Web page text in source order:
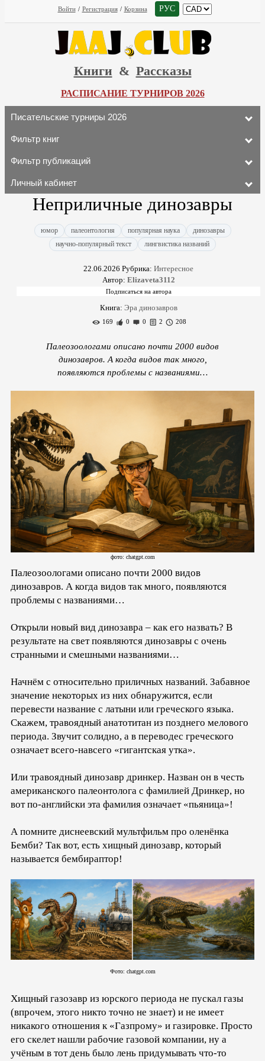
Войти / Регистрация / Корзина РУС
Книги & Рассказы
РАСПИСАНИЕ ТУРНИРОВ 2026
Писательские турниры 2026
Фильтр книг
Фильтр публикаций
Личный кабинет
Неприличные динозавры
юмор палеонтология популярная наука
динозавры
научно-популярный текст
лингвистика названий
22.06.2026 Рубрика: Интересное
Автор: Elizaveta3112
Книга: Эра динозавров
169 0 0 2 208
Палеозоологами описано почти 2000 видов
динозавров. А когда видов так много,
появляются проблемы с названиями…
фото: chatgpt.com
Палеозоологами описано почти 2000 видов
динозавров. А когда видов так много, появляются
проблемы с названиями…
Открыли новый вид динозавра – как его назвать? В
результате на свет появляются динозавры с очень
странными и смешными названиями…
Начнём с относительно приличных названий. Забавное
значение некоторых из них обнаружится, если
перевести название с латыни или греческого языка.
Скажем, травоядный анатотитан из позднего мелового
периода. Звучит солидно, а в переводес греческого
означает всего-навсего «гигантская утка».
Или травоядный динозавр дринкер. Назван он в честь
американского палеонтолога с фамилией Дринкер, но
вот по-английски эта фамилия означает «пьяница»!
А помните диснеевский мультфильм про оленёнка
Бемби? Так вот, есть хищный динозавр, который
называется бембираптор!
Фото: chatgpt.com
Хищный газозавр из юрского периода не пускал газы
(впрочем, этого никто точно не знает) и не имеет
никакого отношения к «Газпрому» и газировке. Просто
его скелет нашли рабочие газовой компании, ну а
учёным в тот день было лень придумывать что-то